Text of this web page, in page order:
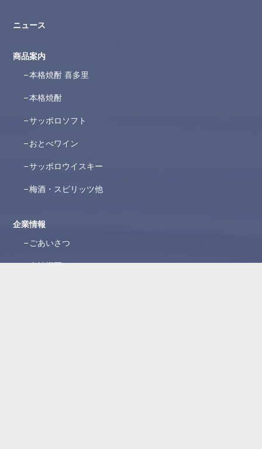
ニュース
商品案内
本格焼酎 喜多里
本格焼酎
サッポロソフト
おとべワイン
サッポロウイスキー
梅酒・スピリッツ他
企業情報
ごあいさつ
会社概要